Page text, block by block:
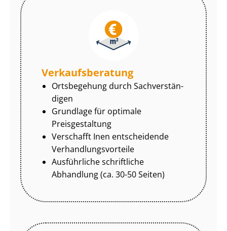
Ver­kaufs­be­ra­tung
Ortsbegehung durch Sach­ver­stän­
di­gen
Grundlage für optimale
Preisgestaltung
Verschafft Inen entscheidende
Ver­hand­lungs­vor­tei­le
Ausführliche schriftliche
Abhandlung (ca. 30-50 Seiten)